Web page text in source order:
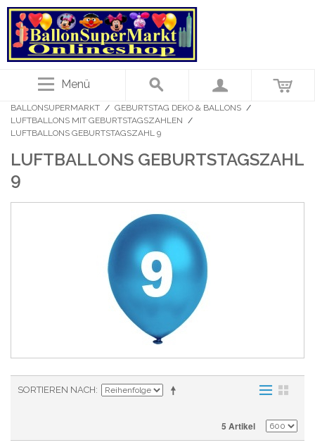
Menü
BALLONSUPERMARKT / GEBURTSTAG DEKO & BALLONS /
LUFTBALLONS MIT GEBURTSTAGSZAHLEN /
LUFTBALLONS GEBURTSTAGSZAHL 9
LUFTBALLONS GEBURTSTAGSZAHL
9
SORTIEREN NACH
5 Artikel